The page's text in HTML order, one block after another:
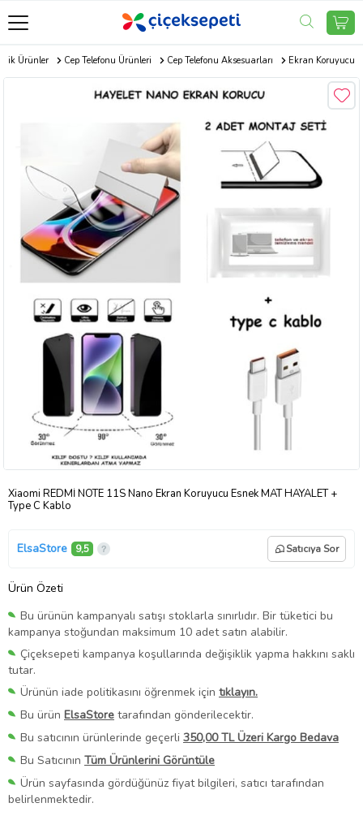
Ürünler Cep Telefonu Ürünleri Cep Telefonu Aksesuarları Ekran Koruyucu
Xiaomi REDMİ NOTE 11S Nano Ekran Koruyucu Esnek MAT HAYALET +
Type C Kablo
ElsaStore 9,5 Satıcıya Sor
Ürün Özeti
Bu ürünün kampanyalı satışı stoklarla sınırlıdır. Bir tüketici bu
kampanya stoğundan maksimum 10 adet satın alabilir.
Çiçeksepeti kampanya koşullarında değişiklik yapma hakkını saklı
tutar.
Ürünün iade politikasını öğrenmek için tıklayın.
Bu ürün ElsaStore tarafından gönderilecektir.
Bu satıcının ürünlerinde geçerli 350,00 TL Üzeri Kargo Bedava
Bu Satıcının Tüm Ürünlerini Görüntüle
Ürün sayfasında gördüğünüz fiyat bilgileri, satıcı tarafından
belirlenmektedir.